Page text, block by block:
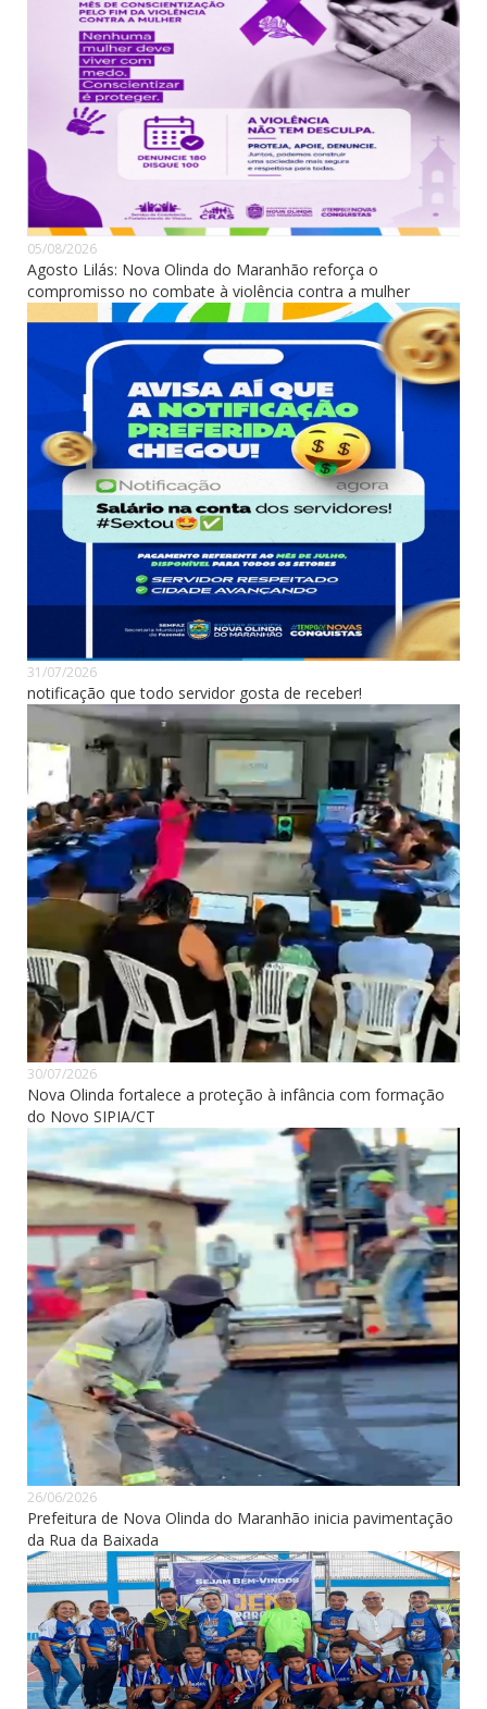
05/08/2026
Agosto Lilás: Nova Olinda do Maranhão reforça o
compromisso no combate à violência contra a mulher
31/07/2026
notificação que todo servidor gosta de receber!
30/07/2026
Nova Olinda fortalece a proteção à infância com formação
do Novo SIPIA/CT
26/06/2026
Prefeitura de Nova Olinda do Maranhão inicia pavimentação
da Rua da Baixada